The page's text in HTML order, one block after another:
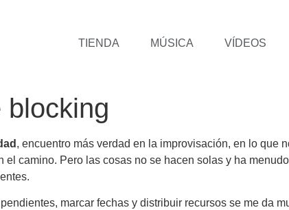
TIENDA MÚSICA VÍDEOS
blocking
, encuentro más verdad en la improvisación, en lo que
camino. Pero las cosas no se hacen solas y ha
marcar fechas y distribuir recursos se me da